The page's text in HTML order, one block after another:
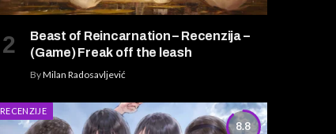
Beast of Reincarnation – Recenzija –
(Game) Freak off the leash
ByMilan Radosavljević
8.8
RECENZIJE